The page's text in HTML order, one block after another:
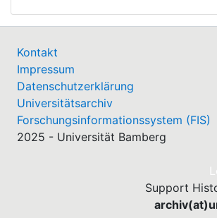
Kontakt
Impressum
Datenschutzerklärung
Universitätsarchiv
Forschungsinformationssystem (FIS)
2025 - Universität Bamberg
Support